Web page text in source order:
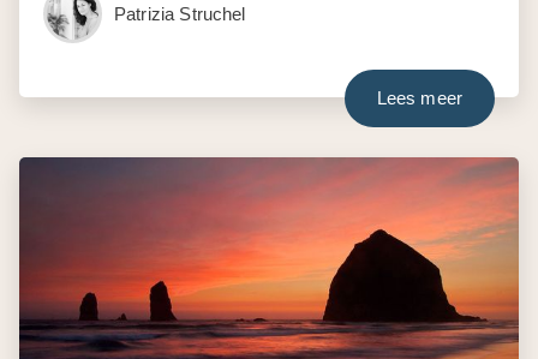
Patrizia Struchel
Lees meer